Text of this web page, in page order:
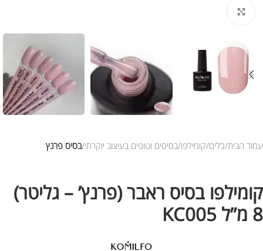
לחץ להגדלת התמונה
עמוד הבית ג’לים קומילפו בסיסים וטופים בעיצוב יוקרתי בסיס פרנץ
קומילפו בסיס ראבר (פרנץ’ – גליטר)
8 מ”ל KC005